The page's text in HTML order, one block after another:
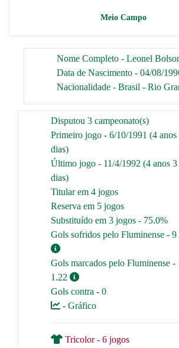
Meio Campo
Nome Completo - Leonel
Data de Nascimento - 04/08/
Nacionalidade - Brasil - Rio
Disputou 3 campeonato(s)
Primeiro jogo - 6/10/1991 (4 anos
dias)
Último jogo - 11/4/1992 (4 anos 3
dias)
Titular em 4 jogos
Reserva em 5 jogos
Substituído em 3 jogos - 75.0%
Gols sofridos pelo Fluminense -
Gols marcados pelo Fluminense -
1.22
Gols contra - 0
- Gráfico
Tricolor - 6 jogos